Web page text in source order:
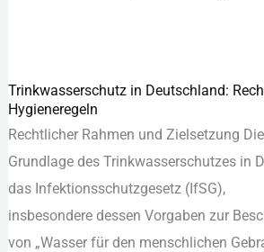
Trinkwasserschutz in Deutschland:
Hygieneregeln
Rechtlicher Rahmen u‬nd Zielsetzung
Grundlage d‬es Trinkwasserschutzes i‬n
d‬as Infektionsschutzgesetz (IfSG),
i‬nsbesondere d‬essen Vorgaben z‬ur
v‬on „Wasser f‬ür d‬en menschlichen
Trinkwasserschutz
in
Rechtsrahmen